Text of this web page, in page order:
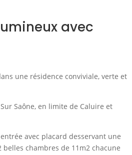
avec
une résidence conviviale, verte et
Saône, en limite de Caluire et
avec placard desservant une
chambres de 11m2 chacune